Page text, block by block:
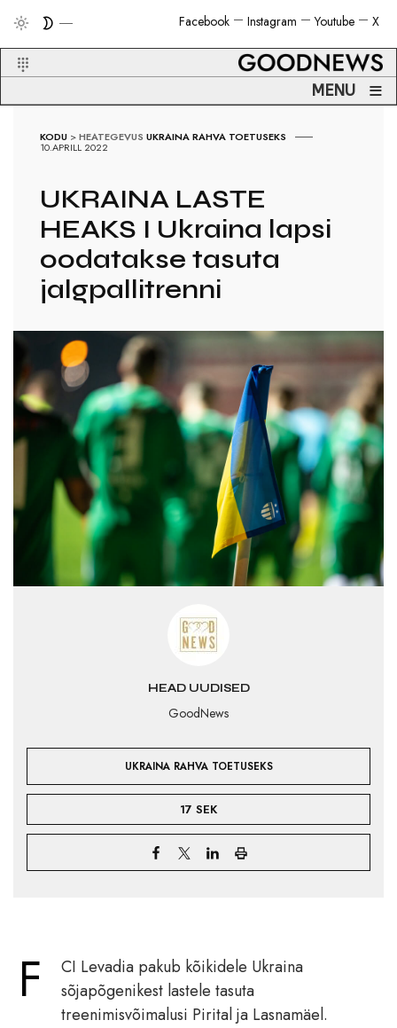
X
Youtube
Instagram
Facebook
MENU ≡
KODU >HEATEGEVUS UKRAINA RAHVA TOETUSEKS
10.APRILL 2022
UKRAINA LASTE
HEAKS I Ukraina lapsi
oodatakse tasuta
jalgpallitrenni
HEAD UUDISED
GoodNews
UKRAINA RAHVA TOETUSEKS
17 SEK
F
CI Levadia pakub kõikidele Ukraina
sõjapõgenikest lastele tasuta
treenimisvõimalusi Pirital ja Lasnamäel.